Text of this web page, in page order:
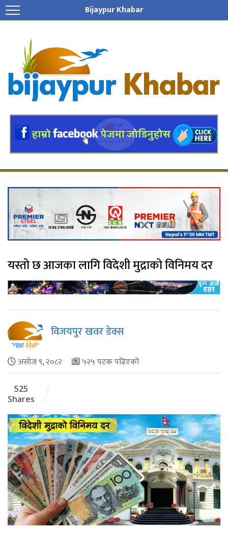
Bijaypur Khabar
यस्तो छ आजका लागि विदेशी मुद्राको विनिमय दर
विजयपुर खवर डेक्स
असोज ९, २०८२ ५२५ पटक पढिएको
525
Shares